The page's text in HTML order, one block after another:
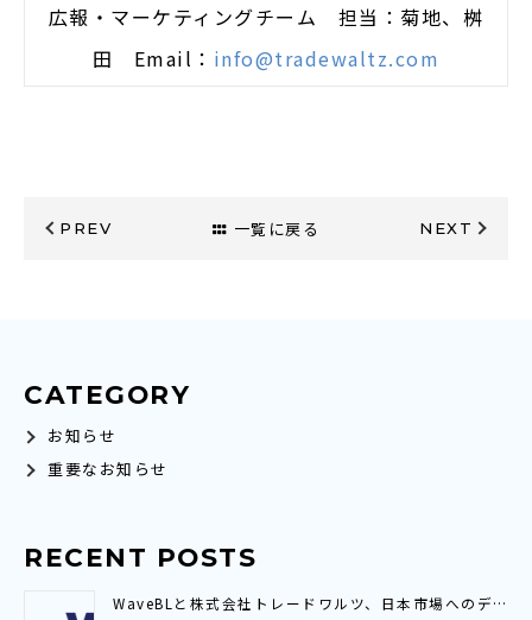
広報・マーケティングチーム 担当：菊地、桝
田 Email： info@tradewaltz.com
PREV 一覧に戻る NEXT
CATEGORY
お知らせ
重要なお知らせ
RECENT POSTS
WaveBLと株式会社トレードワルツ、日本市場へのデジタル貿易接続拡大に向け プラットフォーム連携契約を締結